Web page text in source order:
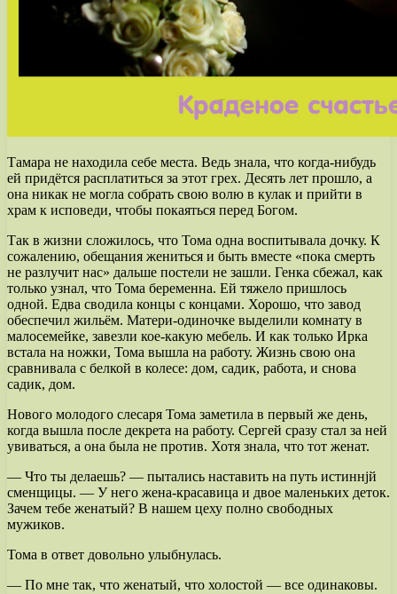
Тамара не находила себе места. Ведь знала, что когда-нибудь
ей придётся расплатиться за этот грех. Десять лет прошло, а
она никак не могла собрать свою волю в кулак и прийти в
храм к исповеди, чтобы покаяться перед Богом.
Так в жизни сложилось, что Тома одна воспитывала дочку. К
сожалению, обещания жениться и быть вместе «пока смерть
не разлучит нас» дальше постели не зашли. Генка сбежал, как
только узнал, что Тома беременна. Ей тяжело пришлось
одной. Едва сводила концы с концами. Хорошо, что завод
обеспечил жильём. Матери-одиночке выделили комнату в
малосемейке, завезли кое-какую мебель. И как только Ирка
встала на ножки, Тома вышла на работу. Жизнь свою она
сравнивала с белкой в колесе: дом, садик, работа, и снова
садик, дом.
Нового молодого слесаря Тома заметила в первый же день,
когда вышла после декрета на работу. Сергей сразу стал за ней
увиваться, а она была не против. Хотя знала, что тот женат.
— Что ты делаешь? — пытались наставить на путь истиннjй
сменщицы. — У него жена-красавица и двое маленьких деток.
Зачем тебе женатый? В нашем цеху полно свободных
мужиков.
Тома в ответ довольно улыбнулась.
— По мне так, что женатый, что холостой — все одинаковы.